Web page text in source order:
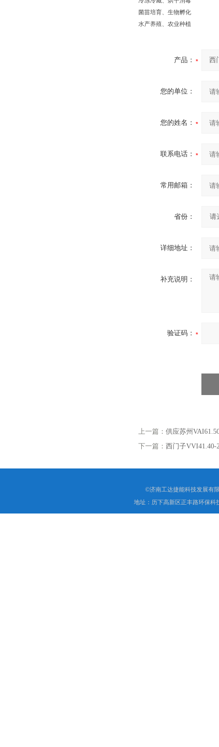
菌苗培育、生物孵化
水产养殖、农业种植
产品：
您的单位：
您的姓名：
联系电话：
常用邮箱：
省份：
详细地址：
补充说明：
验证码：
上一篇： 供应苏州
下一篇： 西门子VVI41.40-
©济南工达捷能科技发展有
地址：历下高新区正丰路环保科